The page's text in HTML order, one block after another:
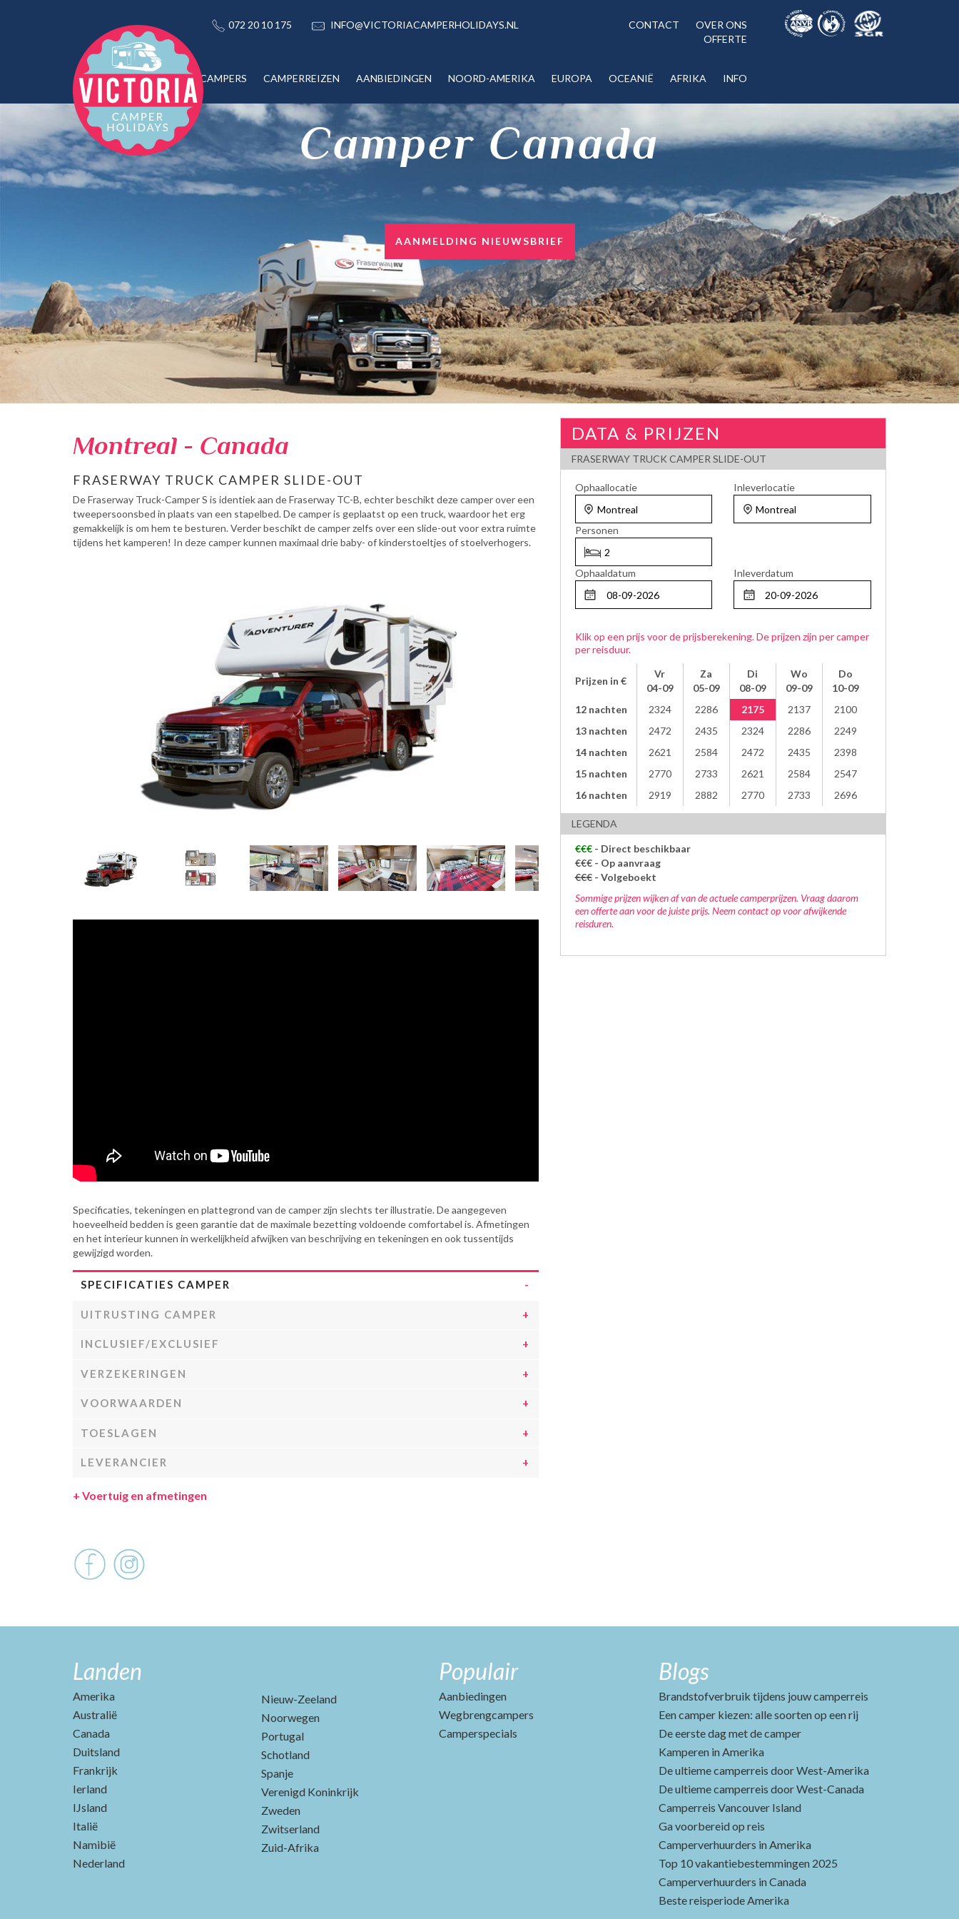
072 20 10 175 INFO@VICTORIACAMPERHOLIDAYS.NL CONTACT
OVER ONS
OFFERTE
CAMPERS CAMPERREIZEN AANBIEDINGEN NOORD-AMERIKA EUROPA OCEANIË AFRIKA INFO
Camper Canada
AANMELDING NIEUWSBRIEF
Montreal - Canada
FRASERWAY TRUCK CAMPER SLIDE-OUT
De Fraserway Truck-Camper S is identiek aan de Fraserway TC-B, echter beschikt deze camper over een
tweepersoonsbed in plaats van een stapelbed. De camper is geplaatst op een truck, waardoor het erg
gemakkelijk is om hem te besturen. Verder beschikt de camper zelfs over een slide-out voor extra ruimte
tijdens het kamperen! In deze camper kunnen maximaal drie baby- of kinderstoeltjes of stoelverhogers.
Specificaties, tekeningen en plattegrond van de camper zijn slechts ter illustratie. De aangegeven
hoeveelheid bedden is geen garantie dat de maximale bezetting voldoende comfortabel is. Afmetingen
en het interieur kunnen in werkelijkheid afwijken van beschrijving en tekeningen en ook tussentijds
gewijzigd worden.
SPECIFICATIES CAMPER
UITRUSTING CAMPER
INCLUSIEF/EXCLUSIEF
VERZEKERINGEN
VOORWAARDEN
TOESLAGEN
LEVERANCIER
+ Voertuig en afmetingen
DATA & PRIJZEN
FRASERWAY TRUCK CAMPER SLIDE-OUT
Ophaallocatie Inleverlocatie
Personen
Ophaaldatum Inleverdatum
Klik op een prijs voor de prijsberekening. De prijzen zijn per camper
per reisduur.
Prijzen in €
Vr
04-09
Za
05-09
Di
08-09
Wo
09-09
Do
10-09
12 nachten
2324 2286 2175 2137
2100
13 nachten
2472 2435 2324 2286
2249
14 nachten
2621 2584 2472 2435
2398
15 nachten
2770 2733 2621 2584
2547
16 nachten
2919 2882 2770 2733 2696
LEGENDA
€€€- Direct beschikbaar
€€€- Op aanvraag
€€€- Volgeboekt
Sommige prijzen wijken af van de actuele camperprijzen. Vraag daarom
een offerte aan voor de juiste prijs. Neem contact op voor afwijkende
reisduren.
Landen
Amerika
Australië
Canada
Duitsland
Frankrijk
Ierland
IJsland
Italië
Namibië
Nederland
Nieuw-Zeeland
Noorwegen
Portugal
Schotland
Spanje
Verenigd Koninkrijk
Zweden
Zwitserland
Zuid-Afrika
Populair
Aanbiedingen
Wegbrengcampers
Camperspecials
Blogs
Brandstofverbruik tijdens jouw camperreis
Een camper kiezen: alle soorten op een rij
De eerste dag met de camper
Kamperen in Amerika
De ultieme camperreis door West-Amerika
De ultieme camperreis door West-Canada
Camperreis Vancouver Island
Ga voorbereid op reis
Camperverhuurders in Amerika
Top 10 vakantiebestemmingen 2025
Camperverhuurders in Canada
Beste reisperiode Amerika